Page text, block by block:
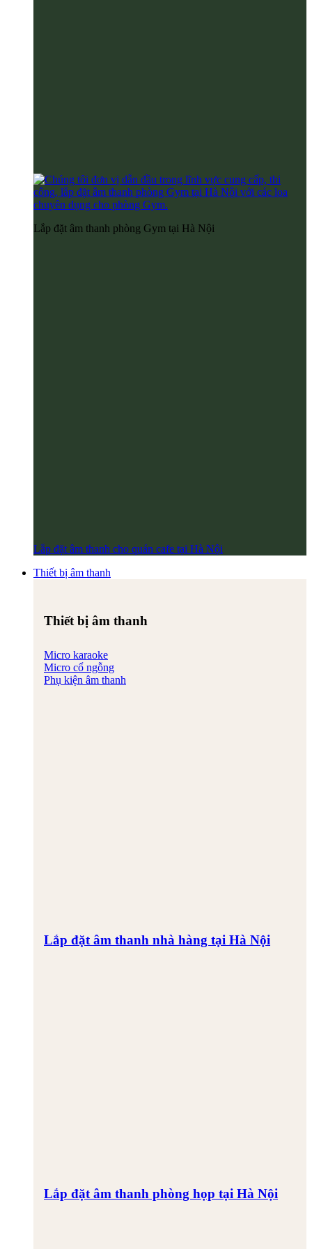
Lắp đặt âm thanh phòng Gym tại Hà Nội
Lắp đặt âm thanh cho quán cafe tại Hà Nội
Thiết bị âm thanh
Thiết bị âm thanh
Micro karaoke
Micro cổ ngỗng
Phụ kiện âm thanh
Lắp đặt âm thanh nhà hàng tại Hà Nội
Lắp đặt âm thanh phòng họp tại Hà Nội